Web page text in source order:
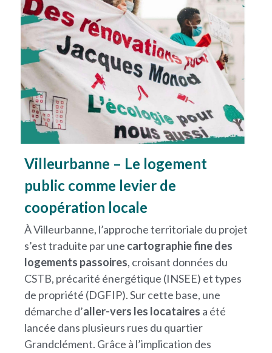
Villeurbanne – Le logement
public comme levier de
coopération locale
À Villeurbanne, l’approche territoriale du projet
s’est traduite par une cartographie fine des
logements passoires, croisant données du
CSTB, précarité énergétique (INSEE) et types
de propriété (DGFIP). Sur cette base, une
démarche d’aller-vers les locataires a été
lancée dans plusieurs rues du quartier
Grandclément. Grâce à l’implication des